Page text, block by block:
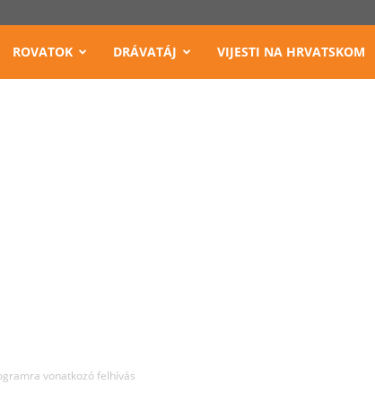
ROVATOK DRÁVATÁJ VIJESTI NA HRVATSKOM
vonatkozó felhívás